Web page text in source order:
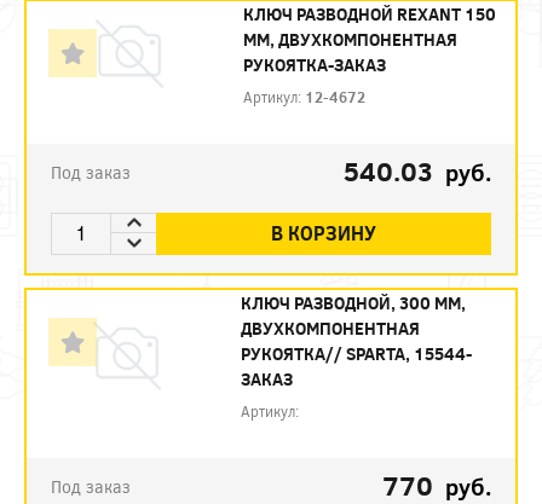
КЛЮЧ РАЗВОДНОЙ REXANT 150
ММ, ДВУХКОМПОНЕНТНАЯ
РУКОЯТКА-ЗАКАЗ
Артикул: 12-4672
Под заказ 540.03 руб.
В КОРЗИНУ
КЛЮЧ РАЗВОДНОЙ, 300 ММ,
ДВУХКОМПОНЕНТНАЯ
РУКОЯТКА// SPARTA, 15544-
ЗАКАЗ
Артикул:
Под заказ 770 руб.